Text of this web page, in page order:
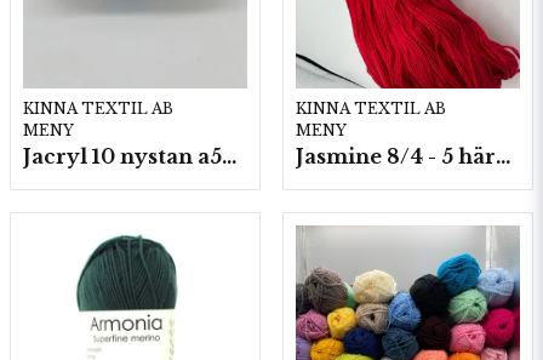
KINNA TEXTIL AB
MENY
Jacryl 10 nystan a50g./fp.
KINNA TEXTIL AB
MENY
Jasmine 8/4 - 5 härvor a200g./fp.